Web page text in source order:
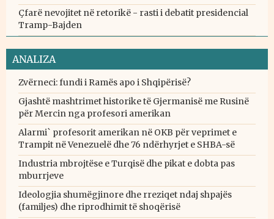
Çfarë nevojitet në retorikë - rasti i debatit presidencial
Tramp-Bajden
ANALIZA
Zvërneci: fundi i Ramës apo i Shqipërisë?
Gjashtë mashtrimet historike të Gjermanisë me Rusinë
për Mercin nga profesori amerikan
Alarmi` profesorit amerikan në OKB për veprimet e
Trampit në Venezuelë dhe 76 ndërhyrjet e SHBA-së
Industria mbrojtëse e Turqisë dhe pikat e dobta pas
mburrjeve
Ideologjia shumëgjinore dhe rreziqet ndaj shpajës
(familjes) dhe riprodhimit të shoqërisë